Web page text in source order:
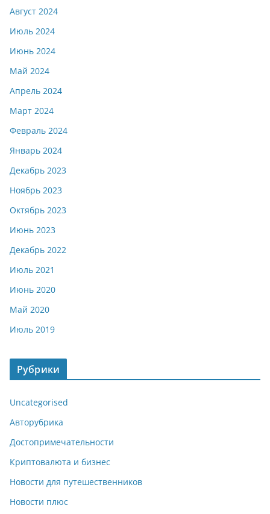
Август 2024
Июль 2024
Июнь 2024
Май 2024
Апрель 2024
Март 2024
Февраль 2024
Январь 2024
Декабрь 2023
Ноябрь 2023
Октябрь 2023
Июнь 2023
Декабрь 2022
Июль 2021
Июнь 2020
Май 2020
Июль 2019
Рубрики
Uncategorised
Авторубрика
Достопримечательности
Криптовалюта и бизнес
Новости для путешественников
Новости плюс